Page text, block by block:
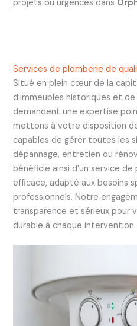
projets ou urgences dans
Services de plomberie de
Situé en plein cœur de la
d’immeubles historiques et
demandent une expertise
mettons à votre disposition
capables de gérer toutes les
dépannage, entretien ou
bénéficie ainsi d’un service
efficace, adapté aux besoins
professionnels. Notre
transparence et sérieux pour
durable à chaque intervention.